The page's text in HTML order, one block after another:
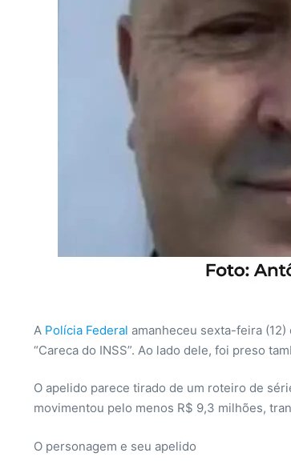
A Polícia Federal amanheceu sexta-feira
“Careca do INSS”. Ao lado dele, foi preso
O apelido parece tirado de um roteiro de
movimentou pelo menos R$ 9,3 milhões,
O personagem e seu apelido